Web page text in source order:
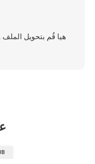
هيا قُم بتحويل